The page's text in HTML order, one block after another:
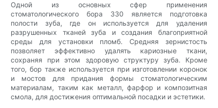
Одной из основных сфер применения
стоматологического бора 330 является подготовка
полости зуба, где он используется для удаления
разрушенных тканей зуба и создания благоприятной
среды для установки пломб. Средняя зернистость
позволяет эффективно удалять кариозные ткани,
сохраняя при этом здоровую структуру зуба. Кроме
того, бор также используется при изготовлении коронок
и мостов для придания формы стоматологическим
материалам, таким как металл, фарфор и композитная
смола, для достижения оптимальной посадки и эстетики.